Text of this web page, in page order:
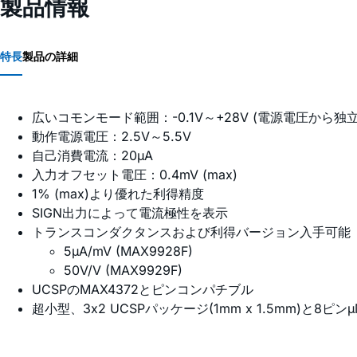
製品情報
特長製品の詳細
広いコモンモード範囲：-0.1V～+28V (電源電圧から独
動作電源電圧：2.5V～5.5V
自己消費電流：20µA
入力オフセット電圧：0.4mV (max)
1% (max)より優れた利得精度
SIGN出力によって電流極性を表示
トランスコンダクタンスおよび利得バージョン入手可能
5µA/mV (MAX9928F)
50V/V (MAX9929F)
UCSPのMAX4372とピンコンパチブル
超小型、3x2 UCSPパッケージ(1mm x 1.5mm)と8ピン